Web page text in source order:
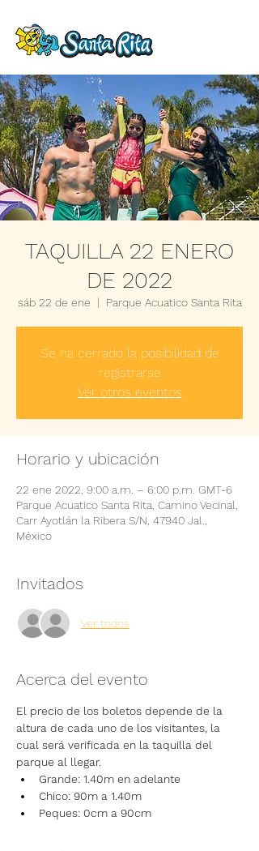
TAQUILLA 22 ENERO
DE 2022
sáb 22 de ene
  |
Parque Acuatico Santa Rita
Se ha cerrado la posibilidad de
registrarse
Ver otros eventos
Horario y ubicación
22 ene 2022, 9:00 a.m. – 6:00 p.m. GMT-6
Parque Acuatico Santa Rita, Camino Vecinal,
Carr Ayotlán la Ribera S/N, 47940 Jal.,
México
Invitados
Ver todos
Acerca del evento
El precio de los boletos depende de la
altura de cada uno de los visitantes, la
cual será verificada en la taquilla del
parque al llegar.
Grande: 1.40m en adelante
Chico: 90m a 1.40m
Peques: 0cm a 90cm